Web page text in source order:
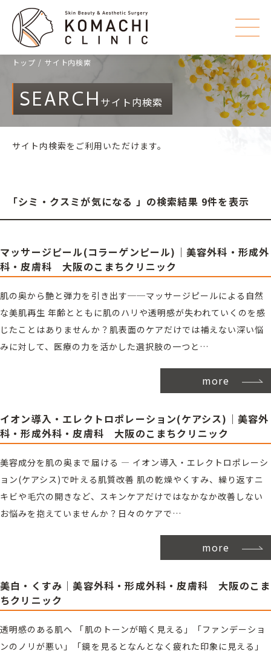
トップ サイト内検索
SEARCH サイト内検索
サイト内検索をご利用いただけます。
「シミ・クスミが気になる 」の検索結果 9件を表示
マッサージピール(コラーゲンピール)｜美容外科・形成外
科・皮膚科 大阪のこまちクリニック
肌の奥から艶と弾力を引き出す──マッサージピールによる自然
な美肌再生 年齢とともに肌のハリや透明感が失われていくのを感
じたことはありませんか？肌表面のケアだけでは補えない深い悩
みに対して、医療の力を活かした選択肢の一つと…
more
イオン導入・エレクトロポレーション(ケアシス)｜美容外
科・形成外科・皮膚科 大阪のこまちクリニック
美容成分を肌の奥まで届ける ― イオン導入・エレクトロポレーシ
ョン(ケアシス)で叶える肌質改善 肌の乾燥やくすみ、繰り返すニ
キビや毛穴の開きなど、スキンケアだけではなかなか改善しない
お悩みを抱えていませんか？日々のケアで…
more
美白・くすみ｜美容外科・形成外科・皮膚科 大阪のこま
ちクリニック
透明感のある肌へ 「肌のトーンが暗く見える」「ファンデーショ
ンのノリが悪い」「鏡を見るとなんとなく疲れた印象に見える」